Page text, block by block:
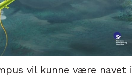
vil kunne være navet i